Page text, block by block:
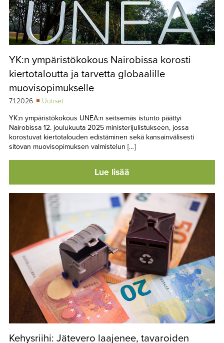
YK:n ympäristökokous Nairobissa korosti
kiertotaloutta ja tarvetta globaalille
muovisopimukselle
7.1.2026
Uutiset
YK:n ympäristökokous UNEA:n seitsemäs istunto päättyi
Nairobissa 12. joulukuuta 2025 ministerijulistukseen, jossa
korostuvat kiertotalouden edistäminen sekä kansainvälisesti
sitovan muovisopimuksen valmistelun […]
Lue lisää
Kehysriihi: Jätevero laajenee, tavaroiden